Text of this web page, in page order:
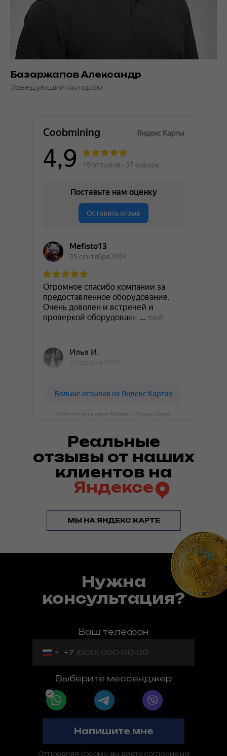
Базаржапов Александр
Заведующий складом
Coob mining на карте Москвы — Яндекс Карты
Реальные
отзывы от наших
клиентов на
Яндексе
МЫ НА ЯНДЕКС КАРТЕ
Нужна
консультация?
Ваш телефон
+7
Выберите мессенджер
Напишите мне
Отправляя форму, вы даете согласие на